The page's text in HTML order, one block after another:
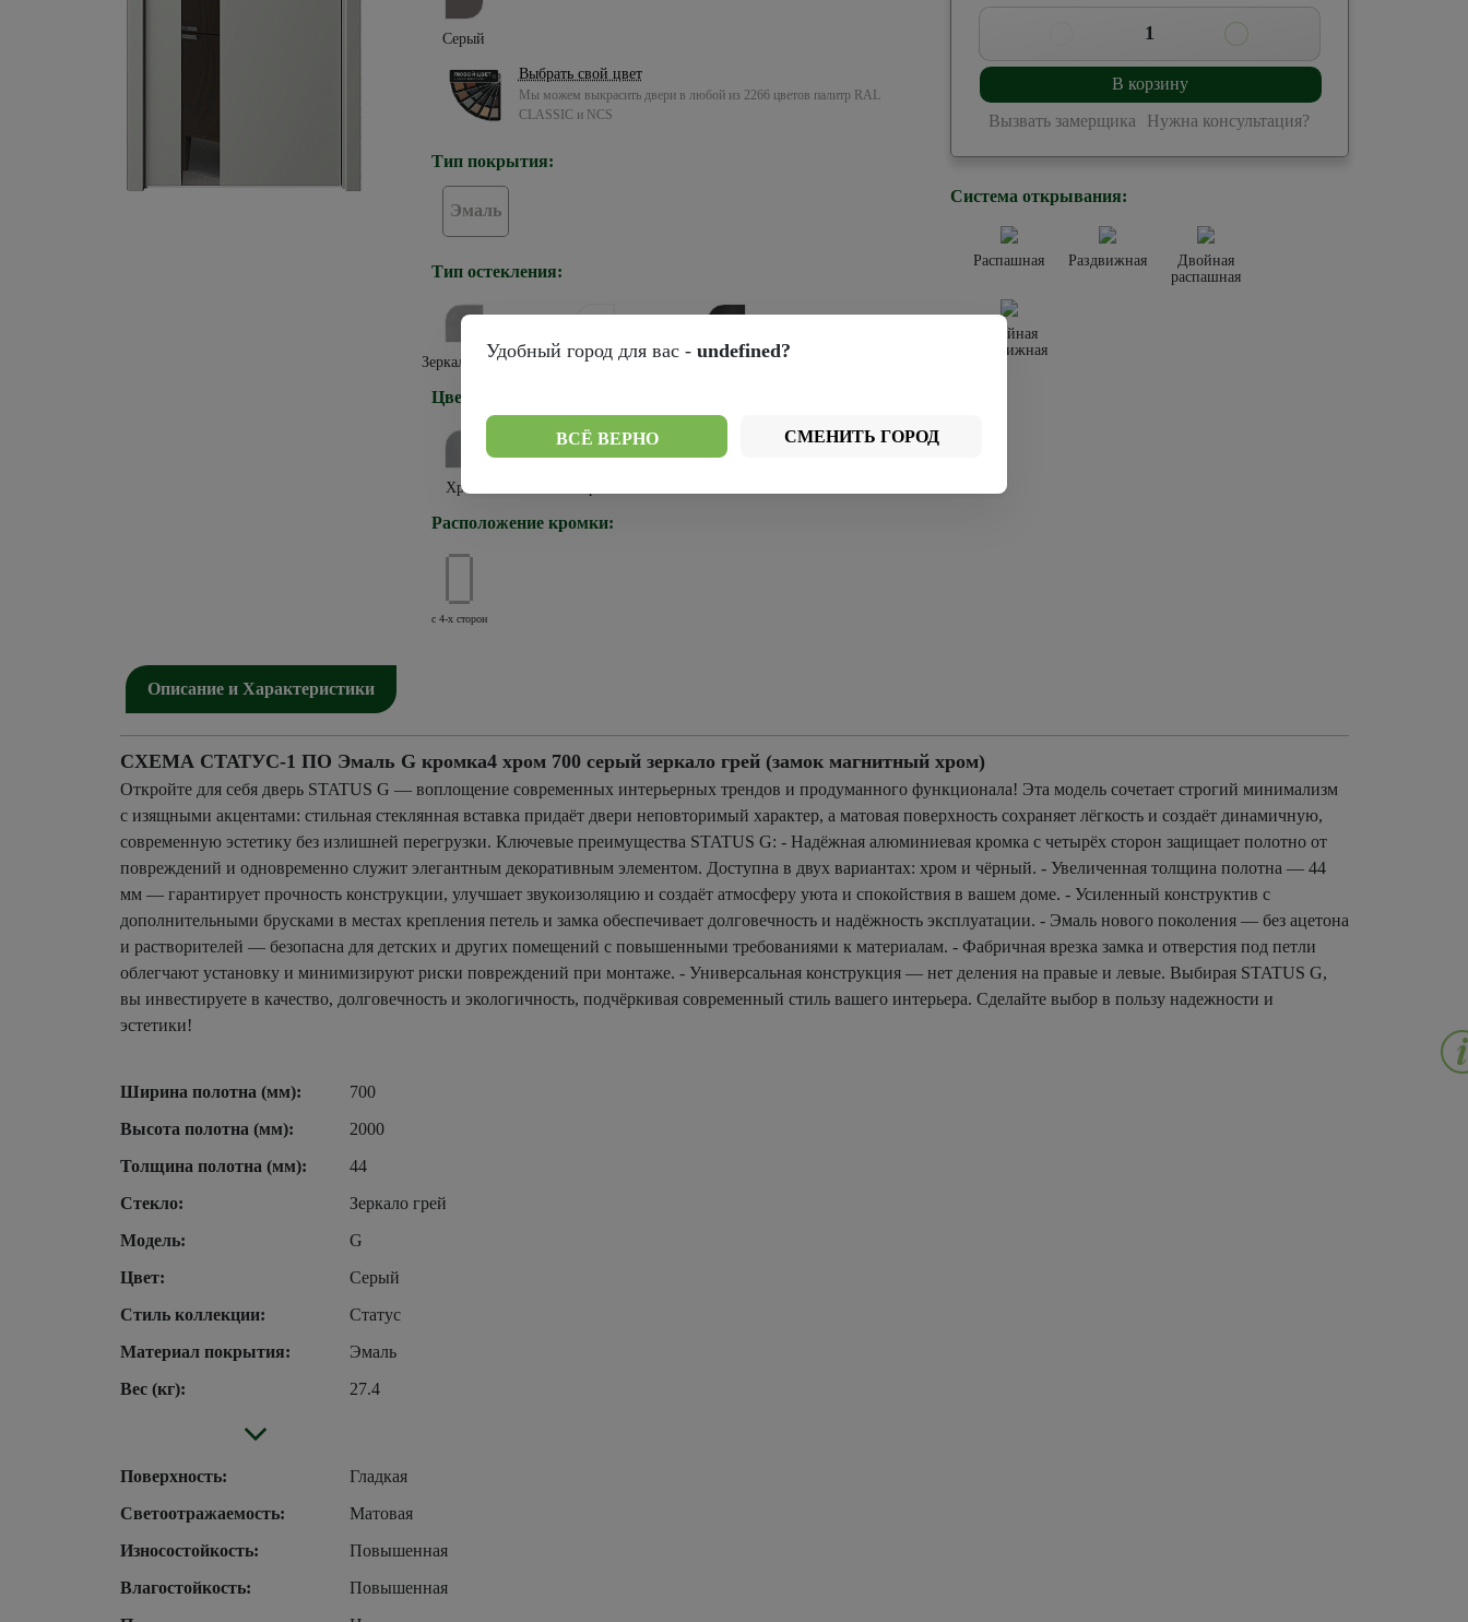
Серый
Выбрать свой цвет
Мы можем выкрасить двери в любой из 2266 цветов палитр RAL
CLASSIC и NCS
Тип покрытия:
Эмаль
Тип остекления:
Зеркало грей Стекло белое Стекло черное
Цвет кромки:
Хром
Расположение кромки:
с 4-х сторон
1
В корзину
Вызвать замерщика
Нужна консультация?
Система открывания:
Распашная Раздвижная
Двойная
распашная
Двойная
раздвижная
Описание и Характеристики
СХЕМА СТАТУС-1 ПО Эмаль G кромка4 хром 700 серый зеркало грей (замок магнитный хром)
Откройте для себя дверь STATUS G — воплощение современных интерьерных трендов и продуманного функционала! Эта модель сочетает строгий минимализм
с изящными акцентами: стильная стеклянная вставка придаёт двери неповторимый характер, а матовая поверхность сохраняет лёгкость и создаёт динамичную,
современную эстетику без излишней перегрузки. Ключевые преимущества STATUS G: - Надёжная алюминиевая кромка с четырёх сторон защищает полотно от
повреждений и одновременно служит элегантным декоративным элементом. Доступна в двух вариантах: хром и чёрный. - Увеличенная толщина полотна — 44
мм — гарантирует прочность конструкции, улучшает звукоизоляцию и создаёт атмосферу уюта и спокойствия в вашем доме. - Усиленный конструктив с
дополнительными брусками в местах крепления петель и замка обеспечивает долговечность и надёжность эксплуатации. - Эмаль нового поколения — без ацетона
и растворителей — безопасна для детских и других помещений с повышенными требованиями к материалам. - Фабричная врезка замка и отверстия под петли
облегчают установку и минимизируют риски повреждений при монтаже. - Универсальная конструкция — нет деления на правые и левые. Выбирая STATUS G,
вы инвестируете в качество, долговечность и экологичность, подчёркивая современный стиль вашего интерьера. Сделайте выбор в пользу надежности и
эстетики!
Ширина полотна (мм):
700
Высота полотна (мм):
2000
Толщина полотна (мм):
44
Стекло:
Зеркало грей
Модель:
G
Цвет:
Серый
Стиль коллекции:
Статус
Материал покрытия:
Эмаль
Вес (кг):
27.4
Поверхность:
Гладкая
Светоотражаемость:
Матовая
Износостойкость:
Повышенная
Влагостойкость:
Повышенная
Удобный город для вас - undefined?
ВСЁ ВЕРНО СМЕНИТЬ ГОРОД